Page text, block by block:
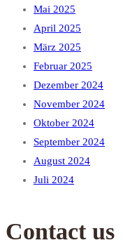
Mai 2025
April 2025
März 2025
Februar 2025
Dezember 2024
November 2024
Oktober 2024
September 2024
August 2024
Juli 2024
Contact us